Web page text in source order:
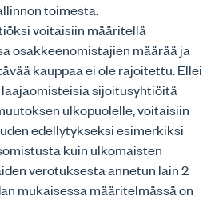
toimesta.
voitaisiin määritellä
osakkeenomistajien määrää ja
kauppaa ei ole rajoitettu. Ellei
sijoitusyhtiöitä
ulkopuolelle, voitaisiin
edellytykseksi esimerkiksi
kuin ulkomaisten
verotuksesta annetun lain 2
mukaisessa määritelmässä on